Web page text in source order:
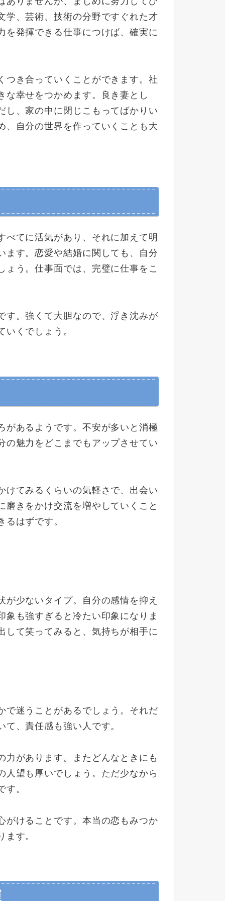
学、芸術、技術の分野ですぐれた才
を発揮できる仕事につけば、確実に
つき合っていくことができます。社
な幸せをつかめます。良き妻とし
し、家の中に閉じこもってばかりい
、自分の世界を作っていくことも大
べてに活気があり、それに加えて明
ます。恋愛や結婚に関しても、自分
ょう。仕事面では、完璧に仕事をこ
す。強くて大胆なので、浮き沈みが
くでしょう。
があるようです。不安が多いと消極
の魅力をどこまでもアップさせてい
けてみるくらいの気軽さで、出会い
きをかけ交流を増やしていくこと
はずです。
少ないタイプ。自分の感情を抑え
も強すぎると冷たい印象になりま
して笑ってみると、気持ちが相手に
で迷うことがあるでしょう。それだ
、責任感も強い人です。
力があります。またどんなときにも
人望も厚いでしょう。ただ少なから
。
がけることです。本当の恋もみつか
す。